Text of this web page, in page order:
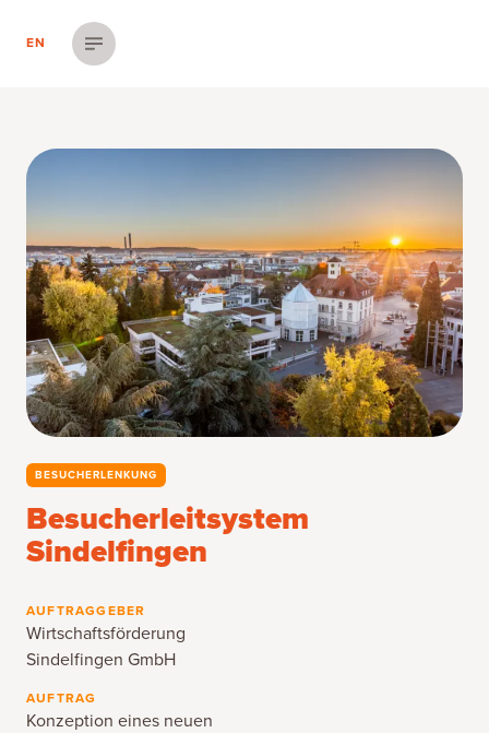
EN
Menü einblenden
BESUCHERLENKUNG
Besucherleitsystem
Sindelfingen
AUFTRAGGEBER
Wirtschaftsförderung
Sindelfingen GmbH
AUFTRAG
Konzeption eines neuen